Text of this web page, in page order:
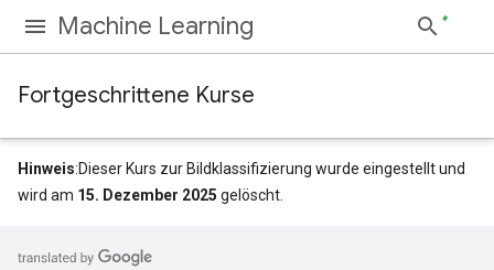
Machine Learning
Fortgeschrittene Kurse
Hinweis:Dieser Kurs zur Bildklassifizierung wurde eingestellt und
wird am 15. Dezember 2025 gelöscht.